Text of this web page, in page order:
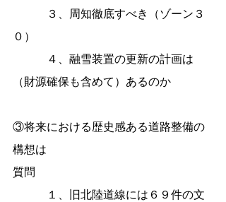
３、周知徹底すべき（ゾーン３
０）
４、融雪装置の更新の計画は
（財源確保も含めて）あるのか
③将来における歴史感ある道路整備の
構想は
質問
１、旧北陸道線には６９件の文